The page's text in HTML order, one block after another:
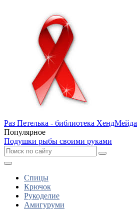
Раз Петелька - библиотека ХендМейда
Популярное
Подушки рыбы своими руками
Спицы
Крючок
Рукоделие
Амигуруми